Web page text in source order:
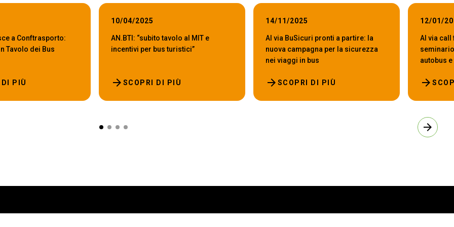
a Conftrasporto:
Tavolo dei Bus
PIÙ
10/04/2025
AN.BTI: “subito tavolo al MIT e
incentivi per bus turistici”
SCOPRI DI PIÙ
arrow_forward
14/11/2025
Al via BuSicuri pronti a partire: la
nuova campagna per la sicurezza
nei viaggi in bus
SCOPRI DI PIÙ
arrow_forward
12/01/
Al via call
autobus
arrow_forward
arrow_forward